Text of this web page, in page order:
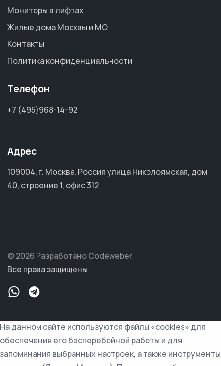
Мониторы в лифтах
Жилые дома Москвы и МО
Контакты
Политика конфиденциальности
Телефон
+7 (495)968-14-92
Адрес
109004, г. Москва, Россия улица Николоямская, дом
40, строение 1, офис 312
© 2026 Разработано Codeweber
Все права защищены
На данном сайте используются файлы «cookies» для
обеспечения его бесперебойной работы и для
запоминания выбранных настроек, а также инструменты